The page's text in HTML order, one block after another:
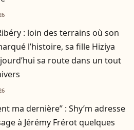
: loin des terrains où son
l’histoire, sa fille Hiziya
sa route dans un tout
ma dernière” : Shy’m adresse
à Jérémy Frérot quelques